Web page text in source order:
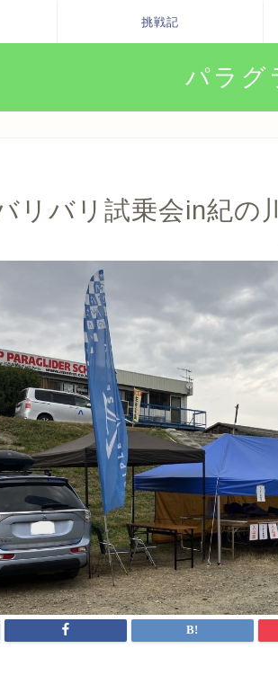
挑戦記
パラグ
バリ試乗会in紀の